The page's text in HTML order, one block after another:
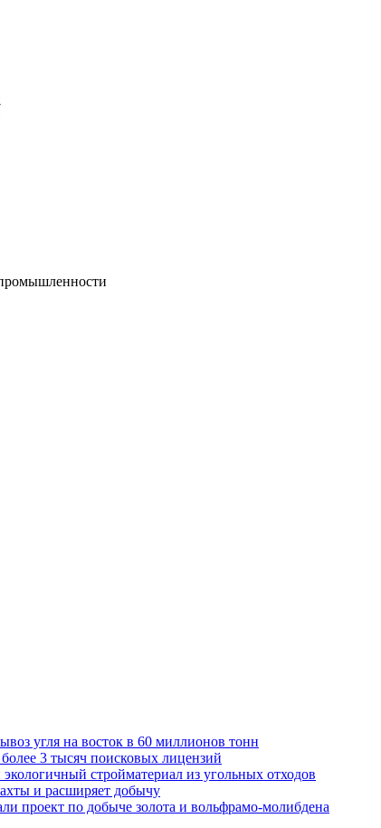
угля на восток в 60 миллионов тонн
3 тысяч поисковых лицензий
стройматериал из угольных отходов
и расширяет добычу
проект по добыче золота и вольфрамо-молибдена